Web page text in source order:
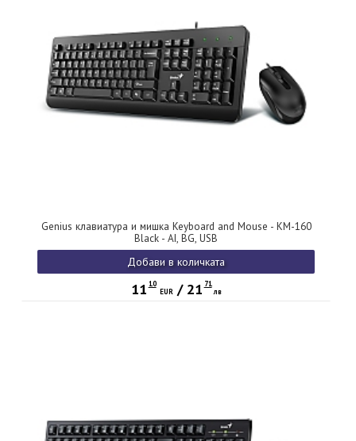
Genius клавиатура и мишка Keyboard and Mouse - KM-160
Black - AI, BG, USB
Добави в количката
11 10
EUR/ 21 71
лв